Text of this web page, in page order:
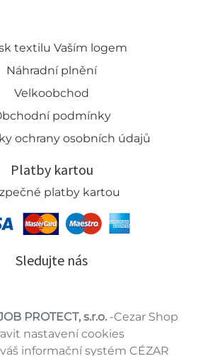
textilu Vaším logem
Náhradní plnění
Velkoobchod
podmínky
ochrany osobních údajů
Platby kartou
platby kartou
Sledujte nás
PROTECT, s.r.o.-Cezar Shop
nastavení cookies
informační systém CÉZAR